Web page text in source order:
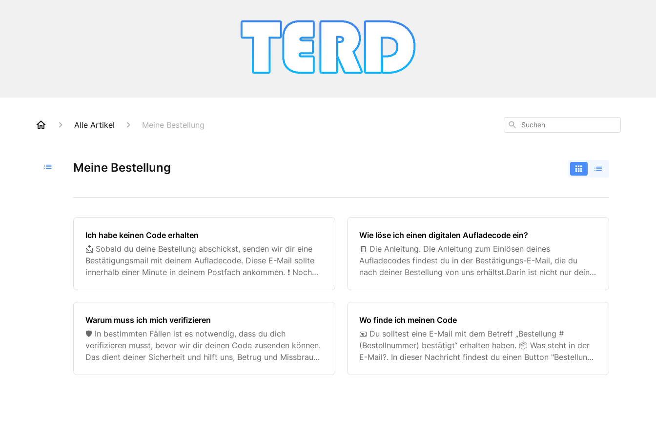
Alle Artikel Meine Bestellung Suchen
Meine Bestellung
Ich habe keinen Code erhalten
📩 Sobald du deine Bestellung abschickst, senden wir dir eine
Bestätigungsmail mit deinem Aufladecode. Diese E-Mail sollte
innerhalb einer Minute in deinem Postfach ankommen. ❗ Noch
Wie löse ich einen digitalen Aufladecode ein?
🧾 Die Anleitung. Die Anleitung zum Einlösen deines
Aufladecodes findest du in der Bestätigungs-E-Mail, die du
nach deiner Bestellung von uns erhältst.Darin ist nicht nur dein
Warum muss ich mich verifizieren
🛡️ In bestimmten Fällen ist es notwendig, dass du dich
verifizieren musst, bevor wir dir deinen Code zusenden können.
Das dient deiner Sicherheit und hilft uns, Betrug und Missbrauch
Wo finde ich meinen Code
📧 Du solltest eine E-Mail mit dem Betreff „Bestellung #
(Bestellnummer) bestätigt“ erhalten haben. 📦 Was steht in der
E-Mail?. In dieser Nachricht findest du einen Button "Bestellung